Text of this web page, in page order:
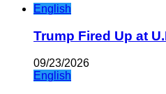
English
Trump Fired Up at
09/23/2026
English